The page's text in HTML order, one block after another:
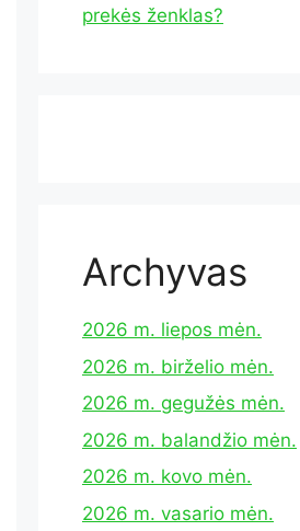
prekės ženklas?
Archyvas
2026 m. liepos mėn.
2026 m. birželio mėn.
2026 m. gegužės mėn.
2026 m. balandžio mėn.
2026 m. kovo mėn.
2026 m. vasario mėn.